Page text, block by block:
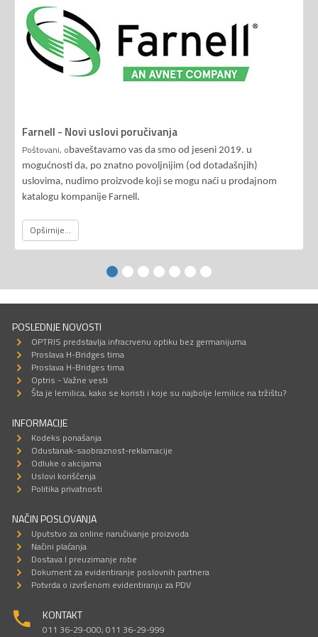
Farnell - Novi uslovi poručivanja
Poštovani, obaveštavamo vas da smo od jeseni 2019. u
mogućnosti da, po znatno povoljnijim (od dotadašnjih)
uslovima, nudimo proizvode koji se mogu naći u prodajnom
katalogu kompanije Farnell.
Opširnije...
POSLEDNJE NOVOSTI
OPTRIS predstavlja infracrvenu optiku bez germanijuma
Proslava H-Bridges tima
Proslava H-Bridges tima
Optris - Važne vesti
Šta je lemilica, kako se koristi i koje su najbolje lemilice na tržištu?
INFORMACIJE
Kodeks ponašanja
Odustanak-saobraznost-reklamacije
Odluke o akcijama
Uslovi korišćenja
Politika privatnosti
NAČIN POSLOVANJA
Uputstvo za online naručivanje proizvoda
Načini plaćanja
Dostava I preuzimanje robe
Dokument za evidentiranje poslovnih partnera
Potvrda o izvršenom evidentiranju za PDV
KONTAKT
011 36-29-000; 011 36-29-999